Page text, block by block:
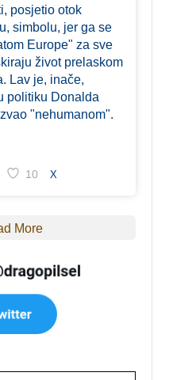
posjetio otok
simbolu, jer ga se
Europe" za sve
život prelaskom
Lav je, inače,
politiku Donalda
"nehumanom".
10 X
More